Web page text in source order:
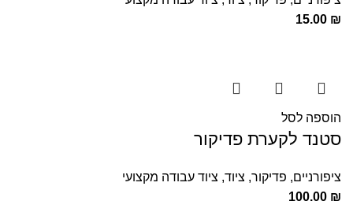
15.00 ₪
הוספה לסל
סטנד לקערת פדיקור
ציפורניים, פדיקור, ציוד, ציוד עבודה מקצועי
100.00 ₪